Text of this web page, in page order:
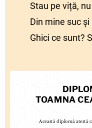
Stau pe viță,
Din mine suc
Ghici ce sunt?
TOAMNA
Această diplomă atestă